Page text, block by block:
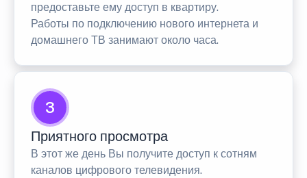
предоставьте ему доступ в квартиру.
Работы по подключению нового интернета и
домашнего ТВ занимают около часа.
3
Приятного просмотра
В этот же день Вы получите доступ к сотням
каналов цифрового телевидения.